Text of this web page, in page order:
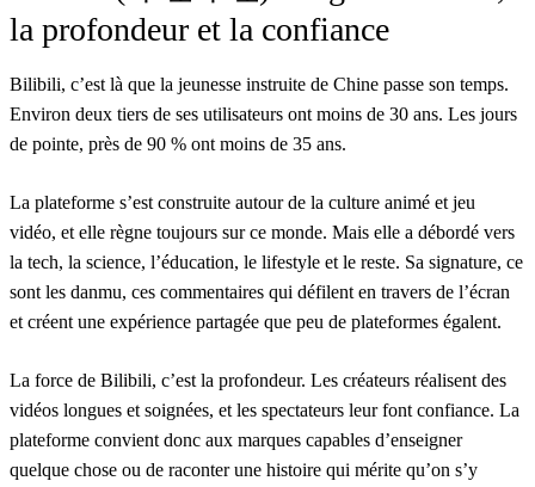
la profondeur et la confiance
Bilibili, c’est là que la jeunesse instruite de Chine passe son temps.
Environ deux tiers de ses utilisateurs ont moins de 30 ans. Les jours
de pointe, près de 90 % ont moins de 35 ans.
La plateforme s’est construite autour de la culture animé et jeu
vidéo, et elle règne toujours sur ce monde. Mais elle a débordé vers
la tech, la science, l’éducation, le lifestyle et le reste. Sa signature, ce
sont les danmu, ces commentaires qui défilent en travers de l’écran
et créent une expérience partagée que peu de plateformes égalent.
La force de Bilibili, c’est la profondeur. Les créateurs réalisent des
vidéos longues et soignées, et les spectateurs leur font confiance. La
plateforme convient donc aux marques capables d’enseigner
quelque chose ou de raconter une histoire qui mérite qu’on s’y